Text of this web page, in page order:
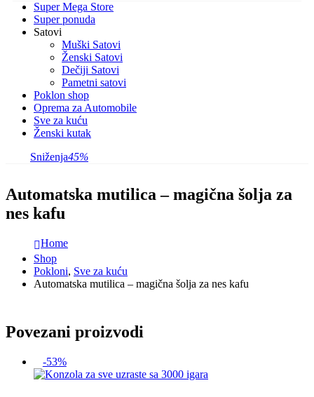
Super Mega Store
Super ponuda
Satovi
Muški Satovi
Ženski Satovi
Dečiji Satovi
Pametni satovi
Poklon shop
Oprema za Automobile
Sve za kuću
Ženski kutak
Sniženja45%
Automatska mutilica – magična šolja za
nes kafu
Home
Shop
Pokloni, Sve za kuću
Automatska mutilica – magična šolja za nes kafu
Povezani proizvodi
-53%